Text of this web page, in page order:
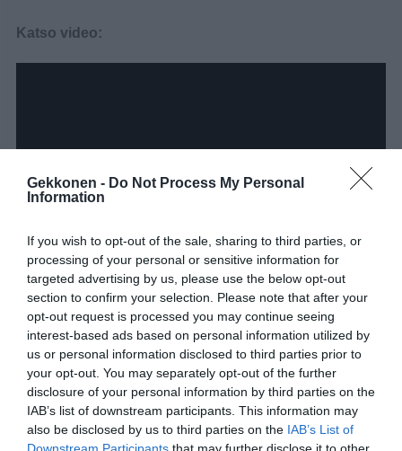
Gekkonen - Do Not Process My Personal
Information
If you wish to opt-out of the sale, sharing to third parties, or
processing of your personal or sensitive information for
targeted advertising by us, please use the below opt-out
section to confirm your selection. Please note that after your
opt-out request is processed you may continue seeing
interest-based ads based on personal information utilized by
us or personal information disclosed to third parties prior to
your opt-out. You may separately opt-out of the further
disclosure of your personal information by third parties on the
IAB’s list of downstream participants. This information may
also be disclosed by us to third parties on the IAB’s List of
Downstream Participants that may further disclose it to other
Katso video:
Jaa video myös ystävillesi Facebookissa. 🙂
Jaa artikkeli: